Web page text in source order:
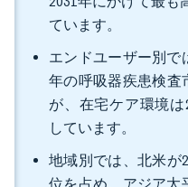
ています。
エンドユーザー別で
年の呼吸器疾患検査
が、在宅ケア環境は
しています。
地域別では、北米が